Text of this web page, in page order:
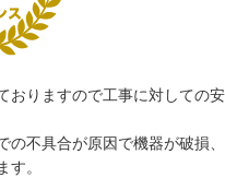
おりますので工事に対しての安
不具合が原因で機器が破損、
。